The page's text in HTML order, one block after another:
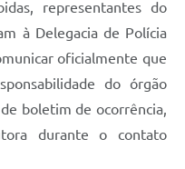
representantes do
à Delegacia de Polícia
oficialmente que
do órgão
boletim de ocorrência,
durante o contato